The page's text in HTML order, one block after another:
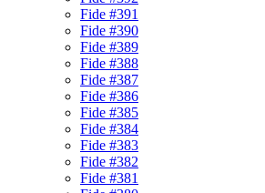
Fide #391
Fide #390
Fide #389
Fide #388
Fide #387
Fide #386
Fide #385
Fide #384
Fide #383
Fide #382
Fide #381